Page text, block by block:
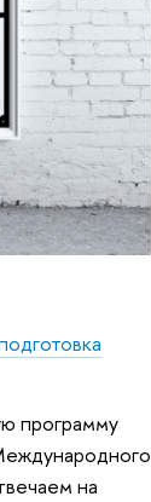
программу
на